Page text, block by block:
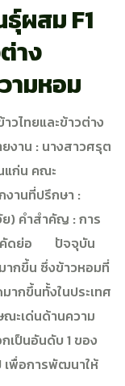
ผสม F1
าง
ามหอม​
วไทยและข้าวต่าง
งาน : นางสาวศรุต
แก่น คณะ
านที่ปรึกษา :
) คำสำคัญ : การ
ทคัดย่อ ปัจจุบัน
ากขึ้น ซึ่งข้าวหอมที่
ากขึ้นทั้งในประเทศ
ณะเด่นด้านความ
เป็นอันดับ 1 ของ
เพื่อการพัฒนาให้